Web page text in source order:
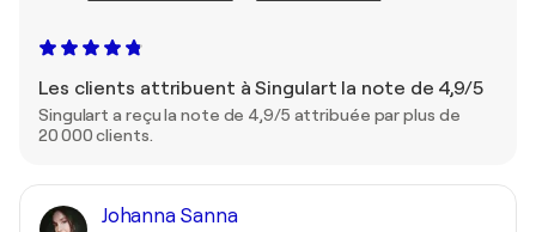
Les clients attribuent à Singulart la note de 4,9/5
Singulart a reçu la note de 4,9/5 attribuée par plus de
20 000 clients.
Johanna Sanna